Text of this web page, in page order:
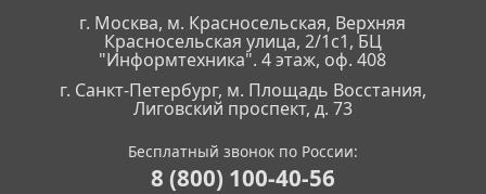
г. Москва, м. Красносельская, Верхняя
Красносельская улица, 2/1с1, БЦ
"Информтехника". 4 этаж, оф. 408
г. Санкт-Петербург, м. Площадь Восстания,
Лиговский проспект, д. 73
Бесплатный звонок по России:
8 (800) 100-40-56